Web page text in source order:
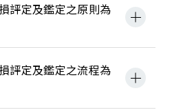
評定及鑑定之原則為
評定及鑑定之流程為